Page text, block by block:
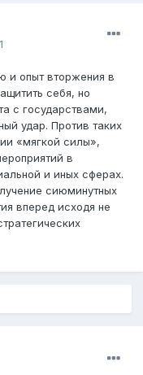
и опыт вторжения в
себя, но
с государствами,
удар. Против таких
«мягкой силы»,
в
и иных сферах.
сиюминутных
вперед исходя не